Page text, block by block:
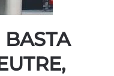
BASTA